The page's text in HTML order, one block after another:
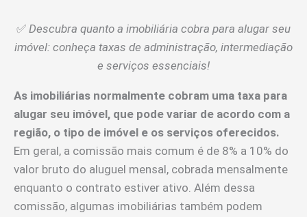
✅ Descubra quanto a imobiliária cobra para alugar seu
imóvel: conheça taxas de administração, intermediação
e serviços essenciais!
As imobiliárias normalmente cobram uma taxa para
alugar seu imóvel, que pode variar de acordo com a
região, o tipo de imóvel e os serviços oferecidos.
Em geral, a comissão mais comum é de 8% a 10% do
valor bruto do aluguel mensal, cobrada mensalmente
enquanto o contrato estiver ativo. Além dessa
comissão, algumas imobiliárias também podem